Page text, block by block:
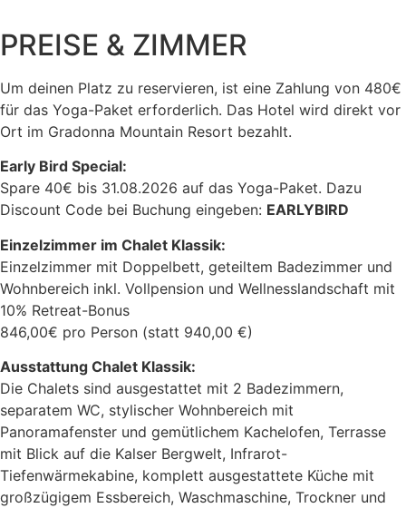
PREISE & ZIMMER
Um deinen Platz zu reservieren, ist eine Zahlung von 480€
für das Yoga-Paket erforderlich. Das Hotel wird direkt vor
Ort im Gradonna Mountain Resort bezahlt.
Early Bird Special:
Spare 40€ bis 31.08.2026 auf das Yoga-Paket. Dazu
Discount Code bei Buchung eingeben: EARLYBIRD
Einzelzimmer im Chalet Klassik:
Einzelzimmer mit Doppelbett, geteiltem Badezimmer und
Wohnbereich inkl. Vollpension und Wellnesslandschaft mit
10% Retreat-Bonus
846,00€ pro Person (statt 940,00 €)
Ausstattung Chalet Klassik:
Die Chalets sind ausgestattet mit 2 Badezimmern,
separatem WC, stylischer Wohnbereich mit
Panoramafenster und gemütlichem Kachelofen, Terrasse
mit Blick auf die Kalser Bergwelt, Infrarot-
Tiefenwärmekabine, komplett ausgestattete Küche mit
großzügigem Essbereich, Waschmaschine, Trockner und